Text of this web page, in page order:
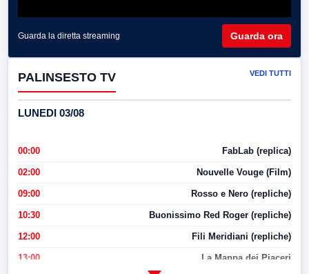
Guarda la diretta streaming Guarda ora
PALINSESTO TV VEDI TUTTI
LUNEDI 03/08
00:00 FabLab (replica)
02:00 Nouvelle Vouge (Film)
09:00 Rosso e Nero (repliche)
10:30 Buonissimo Red Roger (repliche)
12:00 Fili Meridiani (repliche)
13:00 La Mappa dei Piaceri